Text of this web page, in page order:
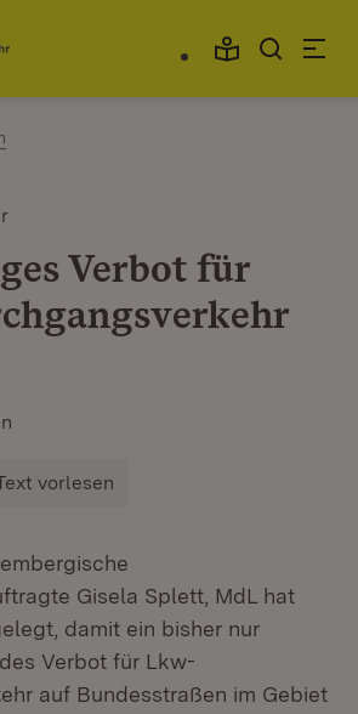
Verbot für
vorlesen
Gisela Splett, MdL hat
damit ein bisher nur
Verbot für Lkw-
auf Bundesstraßen im Gebiet